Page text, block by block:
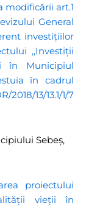
modificării art.1
General
investițiilor
,,Investiții
în Municipiul
în cadrul
13/13.1/1/7
Sebeș,
proiectului
vieții în